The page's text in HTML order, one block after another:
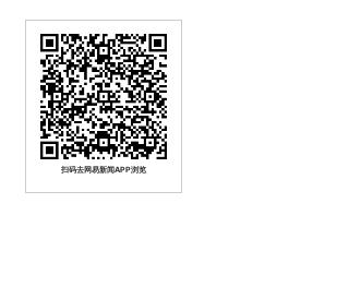
扫码去网易新闻APP浏览